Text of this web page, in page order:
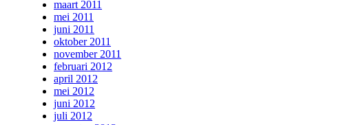
maart 2011
mei 2011
juni 2011
oktober 2011
november 2011
februari 2012
april 2012
mei 2012
juni 2012
juli 2012